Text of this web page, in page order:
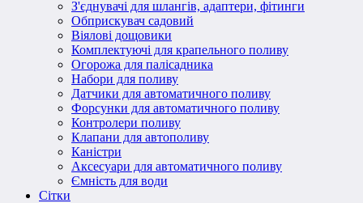
З'єднувачі для шлангів, адаптери, фітинги
Обприскувач садовий
Віялові дощовики
Комплектуючі для крапельного поливу
Огорожа для палісадника
Набори для поливу
Датчики для автоматичного поливу
Форсунки для автоматичного поливу
Контролери поливу
Клапани для автополиву
Каністри
Аксесуари для автоматичного поливу
Ємність для води
Сітки